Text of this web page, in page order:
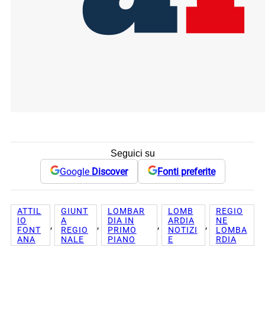
Seguici su
Google Discover Fonti preferite
ATTIL
IO
FONT
ANA
,
GIUNT
A
REGIO
NALE
,
LOMBAR
DIA IN
PRIMO
PIANO
,
LOMB
ARDIA
NOTIZI
E
,
REGIO
NE
LOMBA
RDIA